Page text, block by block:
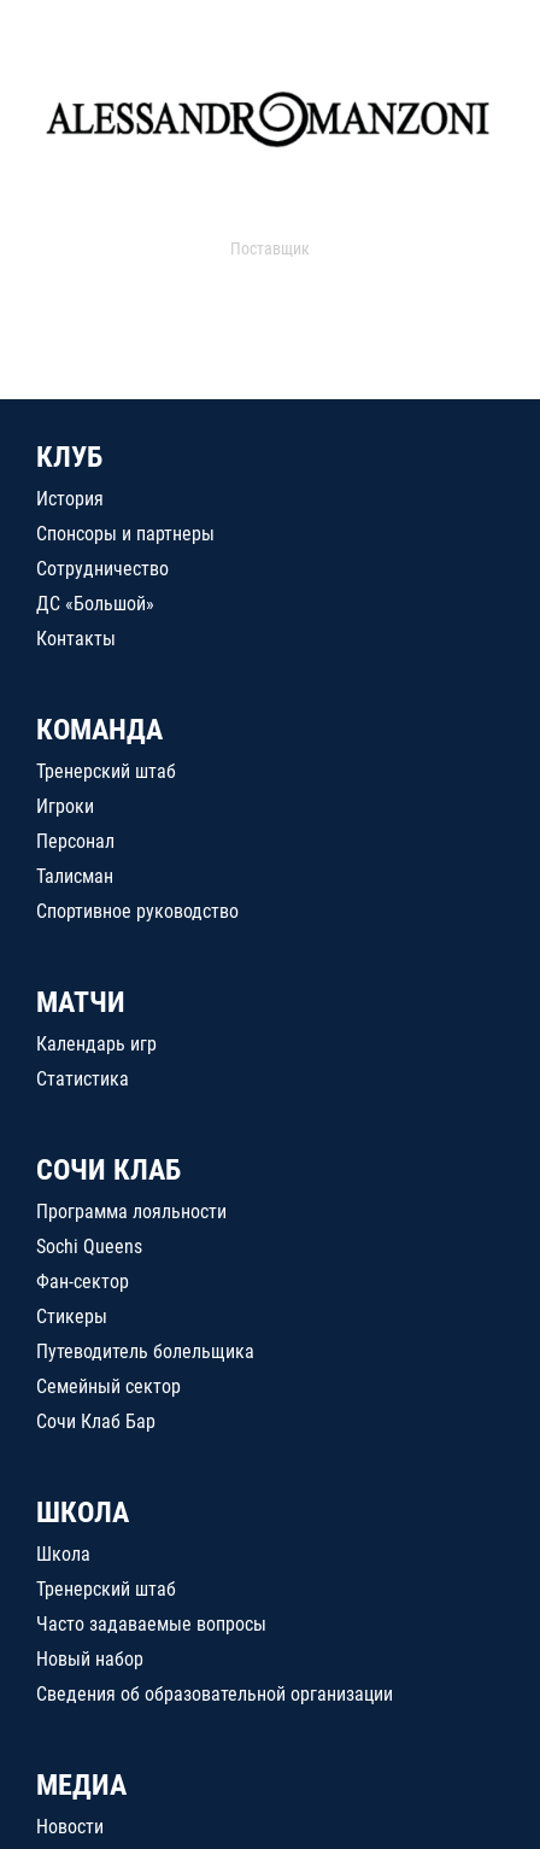
Поставщик
КЛУБ
История
Спонсоры и партнеры
Сотрудничество
ДС «Большой»
Контакты
КОМАНДА
Тренерский штаб
Игроки
Персонал
Талисман
Спортивное руководство
МАТЧИ
Календарь игр
Статистика
СОЧИ КЛАБ
Программа лояльности
Sochi Queens
Фан-сектор
Стикеры
Путеводитель болельщика
Семейный сектор
Сочи Клаб Бар
ШКОЛА
Школа
Тренерский штаб
Часто задаваемые вопросы
Новый набор
Сведения об образовательной организации
МЕДИА
Новости